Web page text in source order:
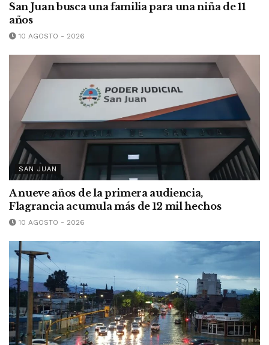
San Juan busca una familia para una niña de 11
años
10 AGOSTO - 2026
SAN JUAN
A nueve años de la primera audiencia,
Flagrancia acumula más de 12 mil hechos
10 AGOSTO - 2026